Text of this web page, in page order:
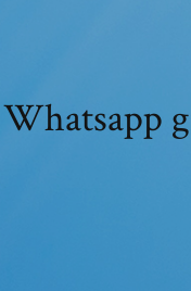
Whatsapp